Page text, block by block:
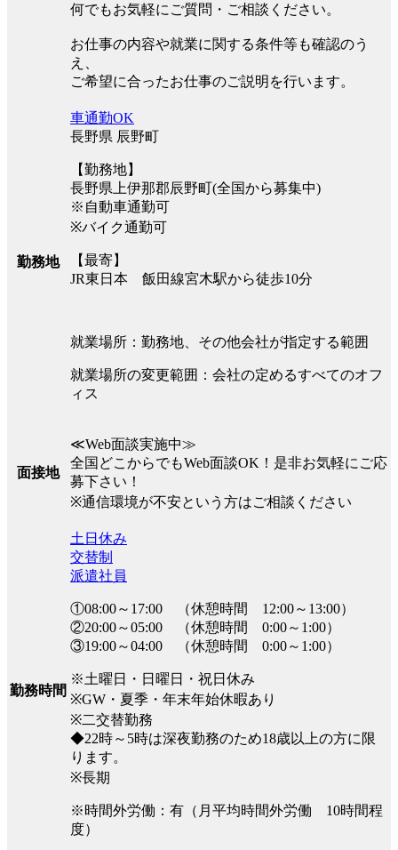
何でもお気軽にご質問・ご相談ください。
お仕事の内容や就業に関する条件等も確認のう
え、
ご希望に合ったお仕事のご説明を行います。
勤務地
車通勤OK
長野県 辰野町
【勤務地】
長野県上伊那郡辰野町(全国から募集中)
※自動車通勤可
※バイク通勤可
【最寄】
JR東日本 飯田線宮木駅から徒歩10分
就業場所：勤務地、その他会社が指定する範囲
就業場所の変更範囲：会社の定めるすべてのオフ
ィス
面接地
≪Web面談実施中≫
全国どこからでもWeb面談OK！是非お気軽にご応
募下さい！
※通信環境が不安という方はご相談ください
勤務時間
土日休み
交替制
派遣社員
①08:00～17:00 （休憩時間 12:00～13:00）
②20:00～05:00 （休憩時間 0:00～1:00）
③19:00～04:00 （休憩時間 0:00～1:00）
※土曜日・日曜日・祝日休み
※GW・夏季・年末年始休暇あり
※二交替勤務
◆22時～5時は深夜勤務のため18歳以上の方に限
ります。
※長期
※時間外労働：有（月平均時間外労働 10時間程
度）